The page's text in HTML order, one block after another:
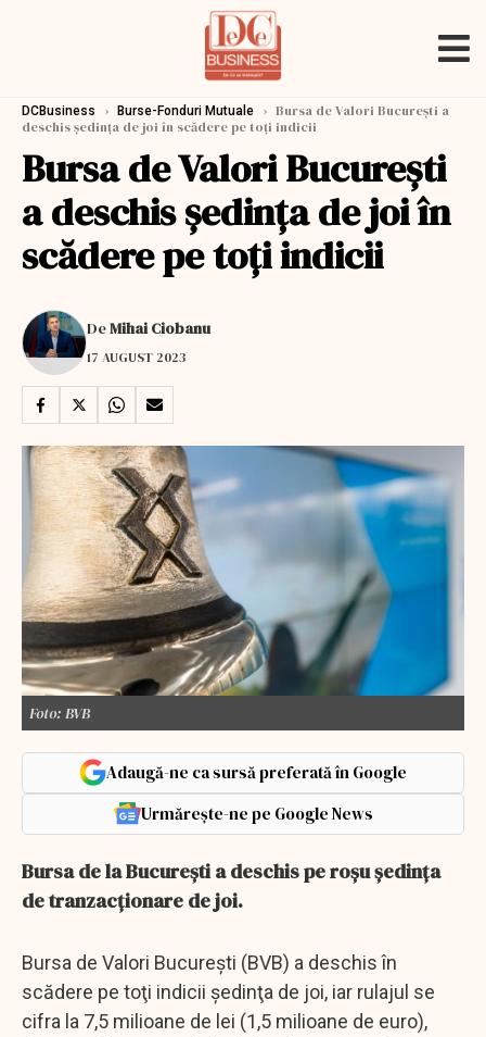
DCBusiness › Burse-Fonduri Mutuale › Bursa de Valori Bucureşti a
deschis şedinţa de joi în scădere pe toţi indicii
Bursa de Valori Bucureşti
a deschis şedinţa de joi în
scădere pe toţi indicii
DeMihai Ciobanu
17 AUGUST 2023
Foto: BVB
Adaugă-ne ca sursă preferată în Google
Urmărește-ne pe Google News
Bursa de la Bucureşti a deschis pe roşu şedinţa
de tranzacţionare de joi.
Bursa de Valori Bucureşti (BVB) a deschis în
scădere pe toţi indicii şedinţa de joi, iar rulajul se
cifra la 7,5 milioane de lei (1,5 milioane de euro),